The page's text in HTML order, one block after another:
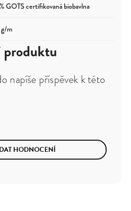
GOTS certifikovaná biobavlna
m
napíše příspěvek k této
HODNOCENÍ